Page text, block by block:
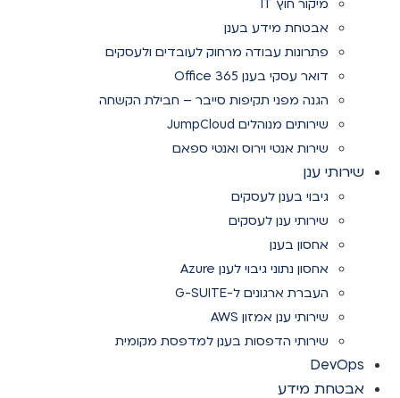
מיקור חוץ IT
אבטחת מידע בענן
פתרונות עבודה מרחוק לעובדים ולעסקים
דואר עסקי בענן Office 365
הגנה מפני תקיפות סייבר – חבילת הקשחה
שירותים מנוהלים JumpCloud
שירות אנטי וירוס ואנטי ספאם
שירותי ענן
גיבוי בענן לעסקים
שירותי ענן לעסקים
אחסון בענן
אחסון נתוני גיבוי לענן Azure
העברת ארגונים ל-G-SUITE
שירותי ענן אמזון AWS
שירותי הדפסות בענן למדפסת מקומית
DevOps
אבטחת מידע